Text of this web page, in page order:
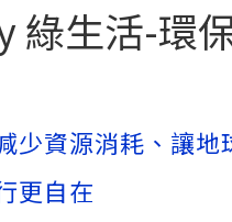
綠生活-環
少資源消耗、讓地
更自在